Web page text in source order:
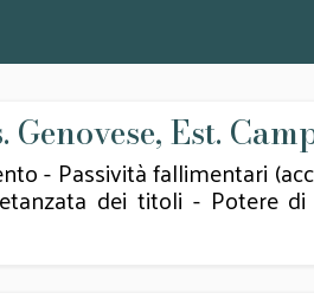
Est.
- Passività fallimentari
dei titoli - Potere